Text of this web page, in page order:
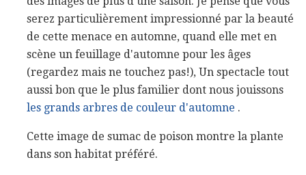
serez particulièrement impressionné par la beauté
de cette menace en automne, quand elle met en
scène un feuillage d'automne pour les âges
(regardez mais ne touchez pas!), Un spectacle tout
aussi bon que le plus familier dont nous jouissons
les grands arbres de couleur d'automne .
Cette image de sumac de poison montre la plante
dans son habitat préféré.